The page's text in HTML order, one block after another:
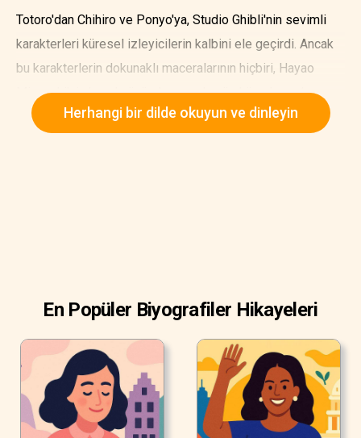
Totoro'dan Chihiro ve Ponyo'ya, Studio Ghibli'nin sevimli
karakterleri küresel izleyicilerin kalbini ele geçirdi. Ancak
bu karakterlerin dokunaklı maceralarının hiçbiri, Hayao
Miyazaki'nin hayal gücü olmasaydı mümkün olmazdı.
Miyazaki, 5 Ocak 1941'de Tokyo'da doğdu.
Herhangi bir dilde okuyun ve dinleyin
En Popüler Biyografiler Hikayeleri